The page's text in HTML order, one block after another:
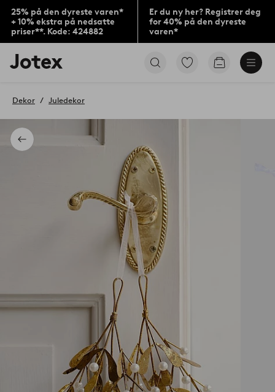
25% på den dyreste varen*
+ 10% ekstra på nedsatte
priser**. Kode: 424882
Er du ny her? Registrer deg
for 40% på den dyreste
varen*
Jotex’
logo
til
Gå
Gå
Tilbake
Dekor Juledekor